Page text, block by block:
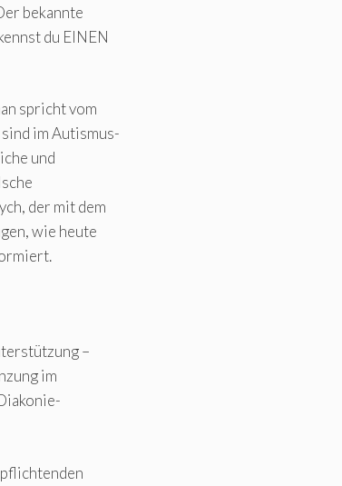
bekannte
du EINEN
spricht vom
im Autismus-
und
der mit dem
wie heute
–
im